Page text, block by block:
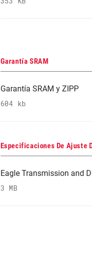
Garantía SRAM
Garantía SRAM y ZIPP
604 kb
Especificaciones De Ajuste
Eagle Transmission and
3 MB